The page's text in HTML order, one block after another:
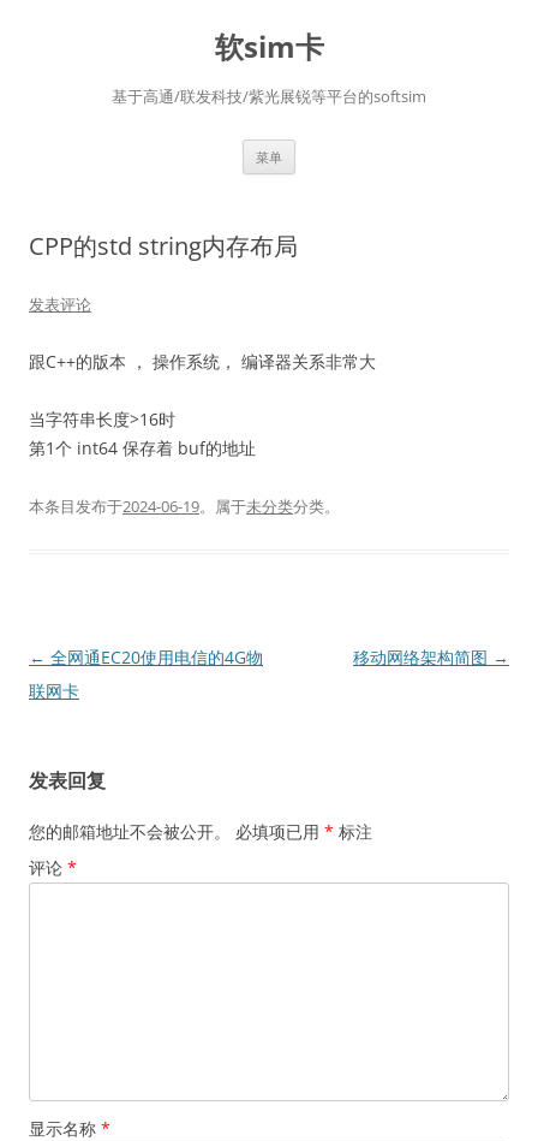
软sim卡
基于高通/联发科技/紫光展锐等平台的softsim
菜单
CPP的std string内存布局
发表评论
跟C++的版本 ， 操作系统， 编译器关系非常大
当字符串长度>16时
第1个 int64 保存着 buf的地址
本条目发布于2024-06-19。属于未分类分类。
文
章
← 全网通EC20使用电信的4G物
联网卡
移动网络架构简图 →
发表回复
您的邮箱地址不会被公开。 必填项已用 * 标注
评论 *
显示名称 *